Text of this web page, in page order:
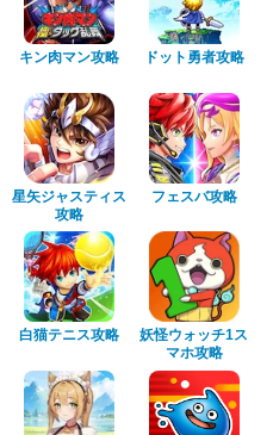
キン肉マン攻略 ドット勇者攻略
星矢ジャスティス
攻略
フェスバ攻略
白猫テニス攻略
妖怪ウォッチ1ス
マホ攻略